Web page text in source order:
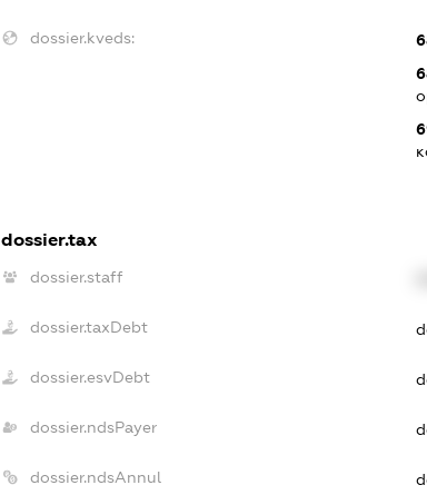
dossier.kveds:
dossier.tax
dossier.staff
dossier.taxDebt
dossier.esvDebt
dossier.ndsPayer
dossier.ndsAnnul